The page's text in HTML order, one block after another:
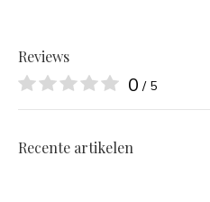
Reviews
0 / 5
Recente artikelen